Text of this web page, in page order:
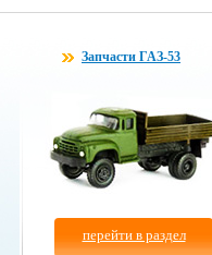
Запчасти ГАЗ-53
перейти в раздел